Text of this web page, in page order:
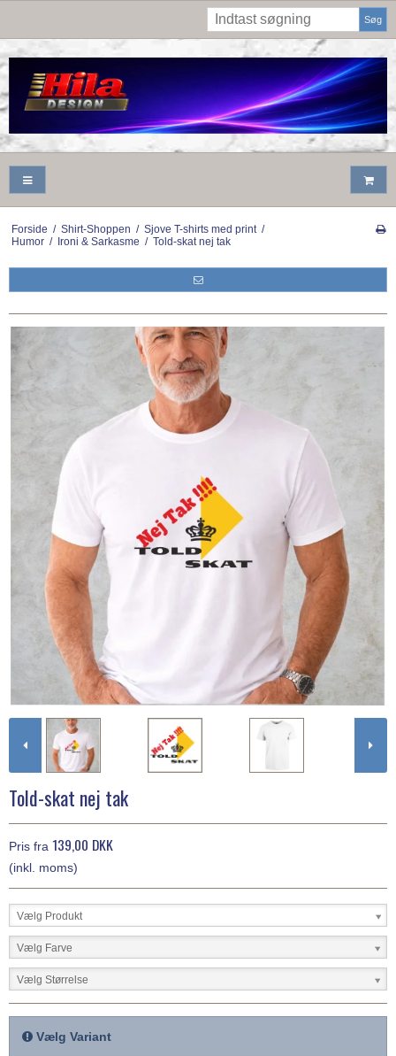
Søg
Forside / Shirt-Shoppen / Sjove T-shirts med print /
Humor / Ironi & Sarkasme / Told-skat nej tak
Told-skat nej tak
Pris fra 139,00 DKK
(inkl. moms)
Vælg Produkt
Vælg Farve
Vælg Størrelse
Vælg Variant